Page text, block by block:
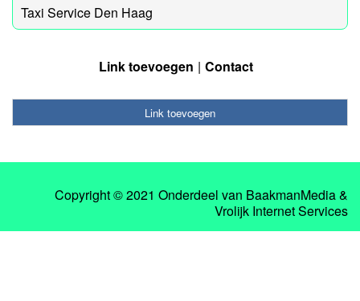
Taxi Service Den Haag
Link toevoegen Contact
Link toevoegen
Copyright © 2021 Onderdeel van BaakmanMedia&
Vrolijk Internet Services